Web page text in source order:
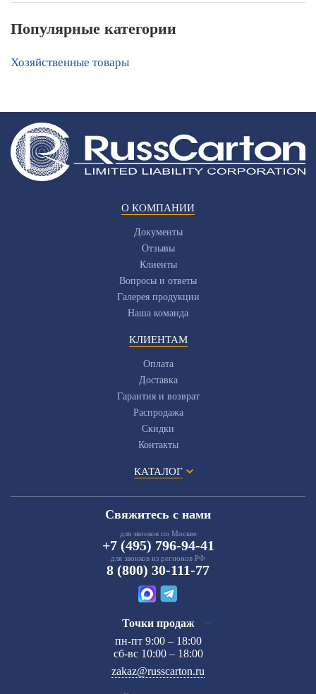
Популярные категории
Хозяйственные товары
О КОМПАНИИ
Документы
Отзывы
Клиенты
Вопросы и ответы
Галерея продукции
Наша команда
КЛИЕНТАМ
Оплата
Доставка
Гарантия и возврат
Распродажа
Скидки
Контакты
КАТАЛОГ
Свяжитесь с нами
для звонков по Москве
+7 (495) 796-94-41
для звонков из регионов РФ
8 (800) 30-111-77
Точки продаж
пн-пт 9:00 – 18:00
сб-вс 10:00 – 18:00
zakaz@russcarton.ru